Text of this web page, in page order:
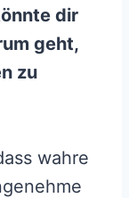
dir
geht,
zu
wahre